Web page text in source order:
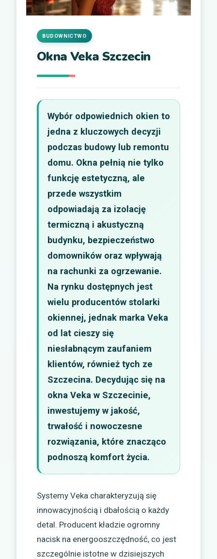
Okna Veka Szczecin
BUDOWNICTWO
Wybór odpowiednich okien to
jedna z kluczowych decyzji
podczas budowy lub remontu
domu. Okna pełnią nie tylko
funkcję estetyczną, ale
przede wszystkim
odpowiadają za izolację
termiczną i akustyczną
budynku, bezpieczeństwo
domowników oraz wpływają
na rachunki za ogrzewanie.
Na rynku dostępnych jest
wielu producentów stolarki
okiennej, jednak marka Veka
od lat cieszy się
niesłabnącym zaufaniem
klientów, również tych ze
Szczecina. Decydując się na
okna Veka w Szczecinie,
inwestujemy w jakość,
trwałość i nowoczesne
rozwiązania, które znacząco
podnoszą komfort życia.
Systemy Veka charakteryzują się
innowacyjnością i dbałością o każdy
detal. Producent kładzie ogromny
nacisk na energooszczędność, co jest
szczególnie istotne w dzisiejszych